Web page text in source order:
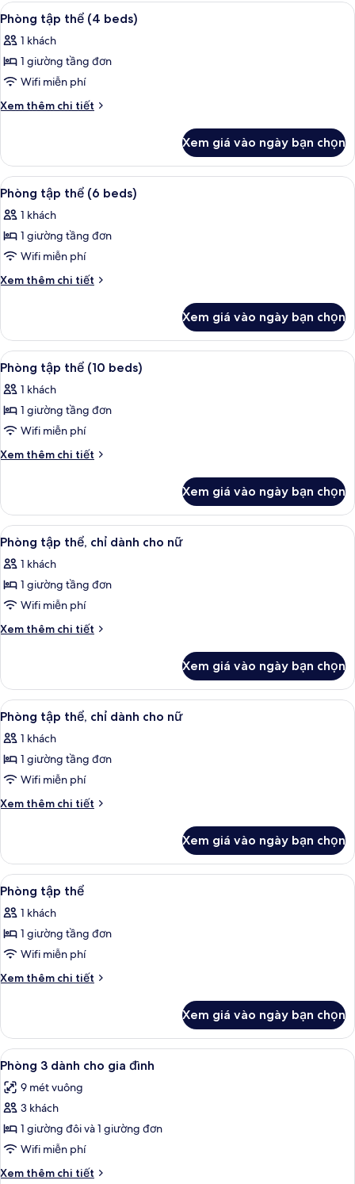
giường
Xem
tất
cả
ảnh
Phòng
tập
beds)
Truy cập Internet không dây miễn
3
Phòng tập thể (4 beds)
1 khách
1 giường tầng đơn
Wifi miễn phí
Xem thêm chi tiết
Chi
Phòng
tập
thể
beds)
Xem giá vào ngày bạn chọn
Xem
tất
cả
ảnh
Phòng
tập
beds)
Truy cập Internet không dây miễn
3
Phòng tập thể (6 beds)
1 khách
1 giường tầng đơn
Wifi miễn phí
Xem thêm chi tiết
Chi
Phòng
tập
thể
beds)
Xem giá vào ngày bạn chọn
Xem
tất
cả
ảnh
Phòng
tập
beds)
Truy cập Internet không dây miễn
4
Phòng tập thể (10 beds)
1 khách
1 giường tầng đơn
Wifi miễn phí
Xem thêm chi tiết
Chi
Phòng
tập
thể
beds)
Xem giá vào ngày bạn chọn
Xem
tất
cả
ảnh
Phòng
tập
dành
cho
nữ
Truy cập Internet không dây miễn
3
Phòng tập thể, chỉ dành cho nữ
1 khách
1 giường tầng đơn
Wifi miễn phí
Xem thêm chi tiết
Chi
Phòng
tập
thể,
dành
cho
Xem giá vào ngày bạn chọn
Xem
tất
cả
ảnh
Phòng
tập
dành
cho
nữ
Truy cập Internet không dây miễn
5
Phòng tập thể, chỉ dành cho nữ
1 khách
1 giường tầng đơn
Wifi miễn phí
Xem thêm chi tiết
Chi
Phòng
tập
thể,
dành
cho
Xem giá vào ngày bạn chọn
Xem
tất
cả
ảnh
Phòng
tập
Truy cập Internet không dây miễn
4
Phòng tập thể
1 khách
1 giường tầng đơn
Wifi miễn phí
Xem thêm chi tiết
Chi
Phòng
tập
thể
Xem giá vào ngày bạn chọn
Xem
tất
cả
ảnh
Phòng
3
dành
Phòng 3 dành cho gia đình | Truy
3
Phòng 3 dành cho gia đình
9 mét vuông
3 khách
1 giường đôi và 1 giường đơn
Wifi miễn phí
Xem thêm chi tiết
Chi